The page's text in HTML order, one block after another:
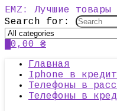
EMZ: Лучшие товары
Search for:
0,00 ₴
Главная
Iphone в кредит
Телефоны в
Телефоны в